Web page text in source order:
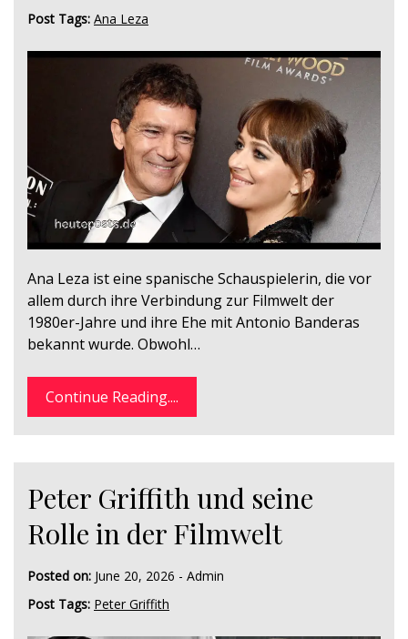
Post Tags: Ana Leza
Ana Leza ist eine spanische Schauspielerin, die vor
allem durch ihre Verbindung zur Filmwelt der
1980er-Jahre und ihre Ehe mit Antonio Banderas
bekannt wurde. Obwohl…
Continue Reading....
Peter Griffith und seine
Rolle in der Filmwelt
Posted on: June 20, 2026 - Admin
Post Tags: Peter Griffith